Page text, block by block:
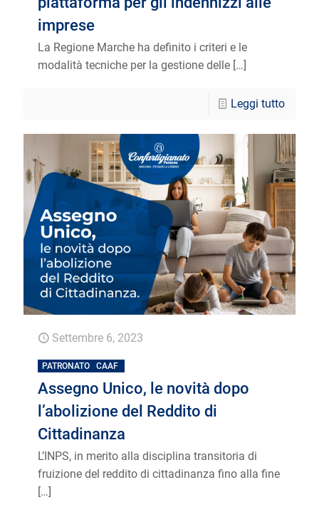
imprese
La Regione Marche ha definito i criteri e le
modalità tecniche per la gestione delle […]
Leggi tutto
Settembre 6, 2023
PATRONATO CAAF
Assegno Unico, le novità dopo
l’abolizione del Reddito di
Cittadinanza
L’INPS, in merito alla disciplina transitoria di
fruizione del reddito di cittadinanza fino alla fine
[…]